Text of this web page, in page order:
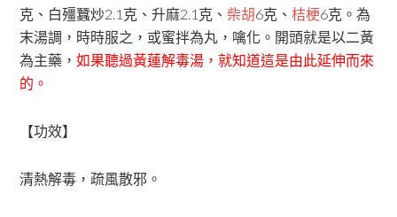
克、白殭蠶炒2.1克、升麻2.1克、柴胡6克、桔梗6克。為
末湯調，時時服之，或蜜拌為丸，噙化。開頭就是以二黃
為主藥，如果聽過黃蓮解毒湯，就知道這是由此延伸而來
的。
【功效】
清熱解毒，疏風散邪。